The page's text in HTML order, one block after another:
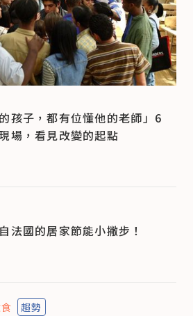
孩子，都有位懂他的老師」6
場，看見改變的起點
法國的居家節能小撇步！
趨勢